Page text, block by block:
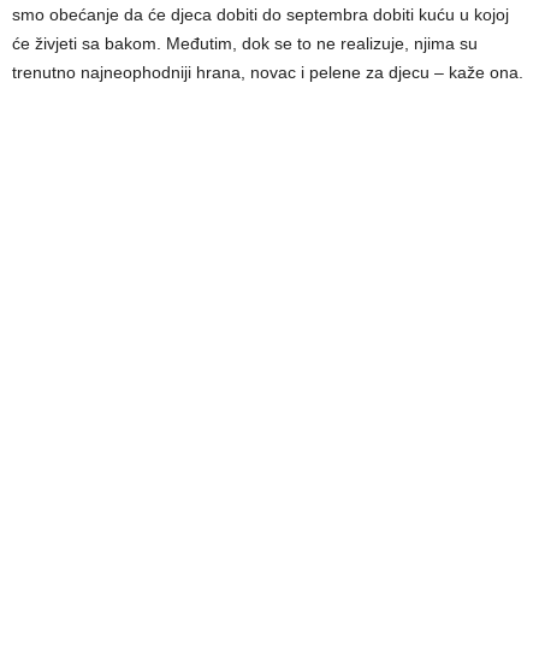
smo obećanje da će djeca dobiti do septembra dobiti kuću u kojoj
će živjeti sa bakom. Međutim, dok se to ne realizuje, njima su
trenutno najneophodniji hrana, novac i pelene za djecu – kaže ona.